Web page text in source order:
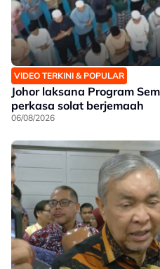
VIDEO TERKINI & POPULAR
Johor laksana Program
perkasa solat berjemaah
06/08/2026